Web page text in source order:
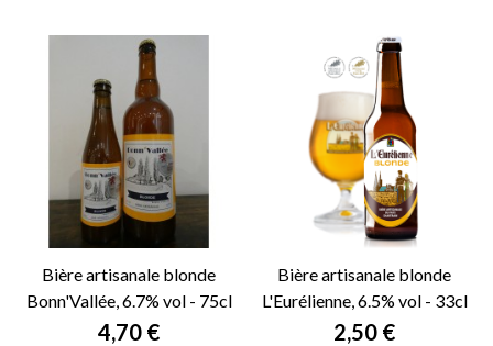
Bière artisanale blonde
Bonn'Vallée, 6.7% vol - 75cl
Prix
4,70 €
Bière artisanale blonde
L'Eurélienne, 6.5% vol - 33cl
Prix
2,50 €